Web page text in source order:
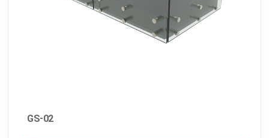
GS-02